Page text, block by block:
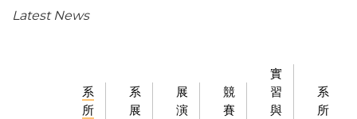
Latest News
系
所
系
展
展
演
競
賽
實
習
與
系
所